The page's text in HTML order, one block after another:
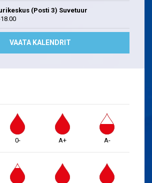
(Posti 3) Suvetuur
VAATA KALENDRIT
0- A+ A-